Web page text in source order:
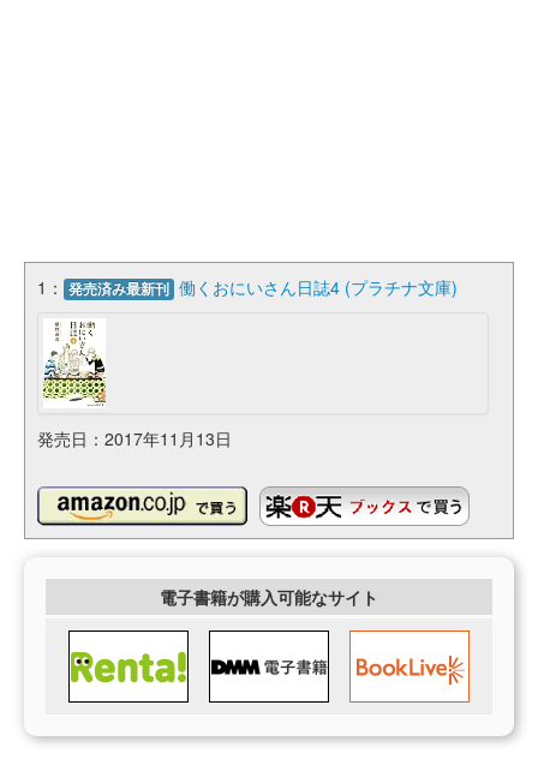
1： 発売済み最新刊 働くおにいさん日誌4 (プラチナ文庫)
発売日：2017年11月13日
電子書籍が購入可能なサイト